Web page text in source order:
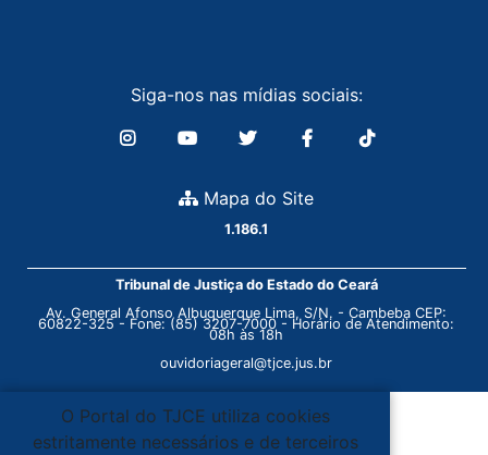
Siga-nos nas mídias sociais:
Mapa do Site
1.186.1
Tribunal de Justiça do Estado do Ceará
Av. General Afonso Albuquerque Lima, S/N. - Cambeba CEP:
60822-325 - Fone: (85) 3207-7000 - Horário de Atendimento:
08h às 18h
ouvidoriageral@tjce.jus.br
O Portal do TJCE utiliza cookies
estritamente necessários e de terceiros